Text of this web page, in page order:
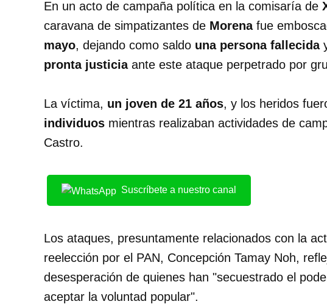
En un acto de campaña política en la comisaría de
caravana de simpatizantes de Morena fue
mayo, dejando como saldo una persona fallecida
pronta justiciaante este ataque perpetrado por
La víctima, un joven de 21 años, y los heridos
individuos mientras realizaban actividades de
Castro.
Suscríbete a nuestro canal
Los ataques, presuntamente relacionados con la
reelección por el PAN, Concepción Tamay Noh,
desesperación de quienes han "secuestrado el
aceptar la voluntad popular".